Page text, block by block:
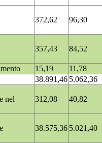
372,62 96,30
357,43 84,52
15,19
11,78
38.891,46 5.062,36
nel
312,08 40,82
38.575,36 5.021,40